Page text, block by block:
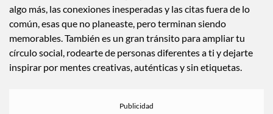
relaciones se vuelven más divertidas, espontáneas y poco
convencionales.
Se favorecen las amistades que pueden transformarse en
algo más, las conexiones inesperadas y las citas fuera de lo
común, esas que no planeaste, pero terminan siendo
círculo social, rodearte de personas diferentes a ti y dejarte